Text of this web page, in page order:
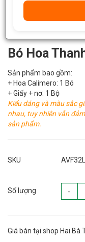
Bó Hoa
Sản phẩm bao gồm:
+ Hoa Calimero: 1 Bó
+ Giấy + nơ: 1 Bộ
Kiểu dáng và màu sắc
nhau, tuy nhiên vẫn
sản phẩm.
SKU
Số lượng -
Giá bán tại shop Hai Bà